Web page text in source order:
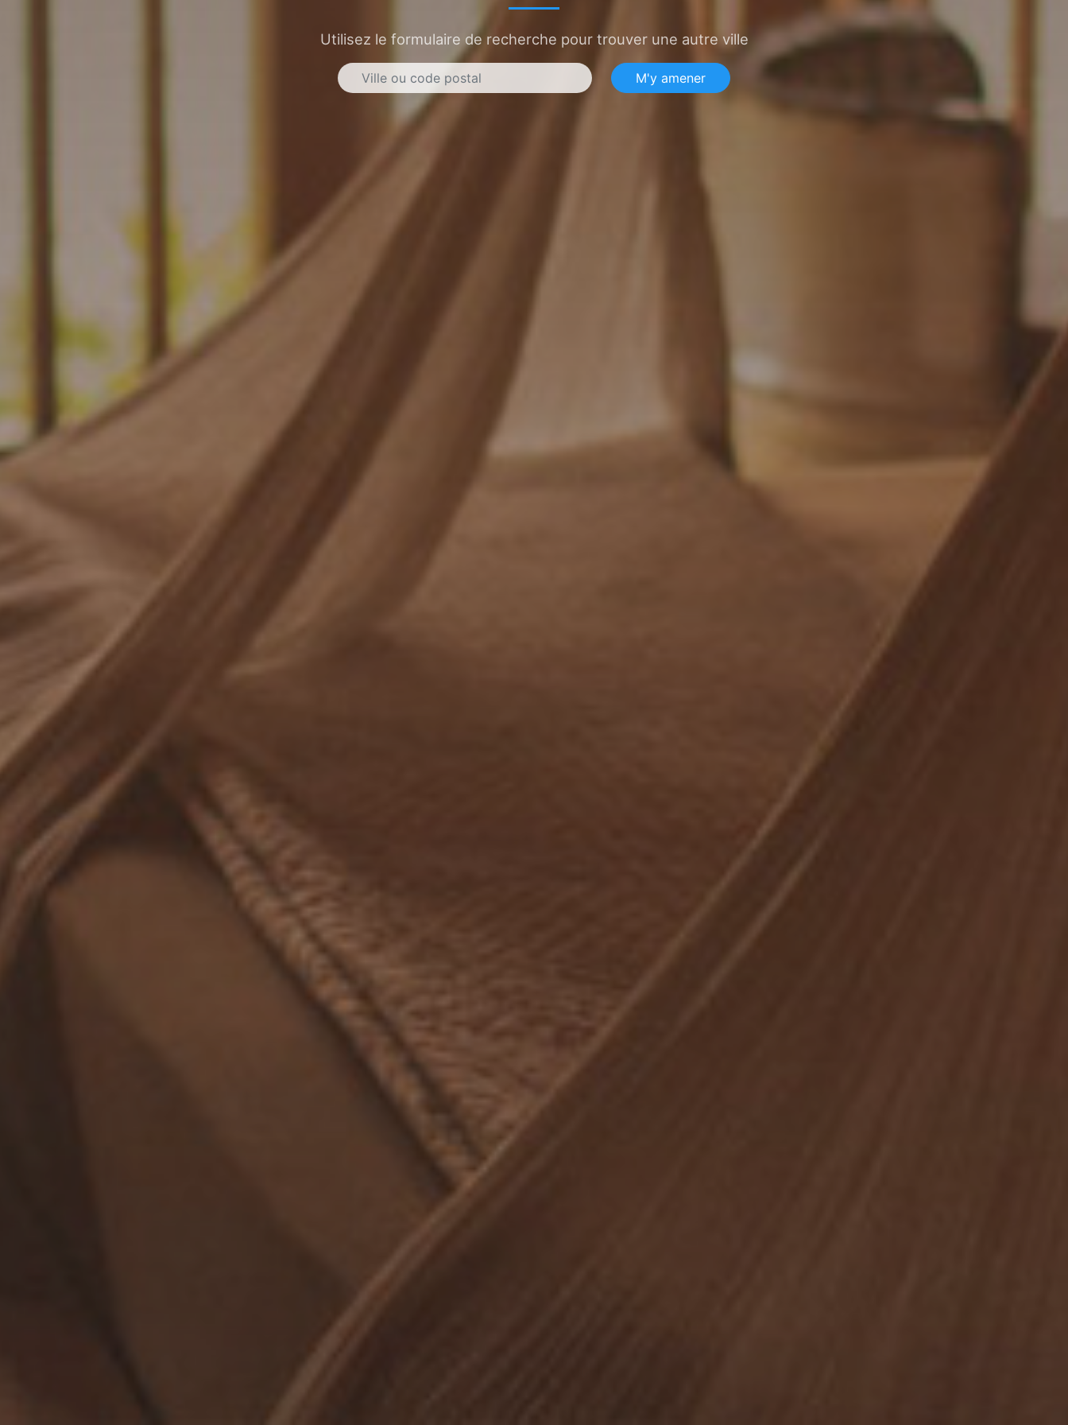
Utilisez le formulaire de recherche pour trouver une autre ville
M'y amener